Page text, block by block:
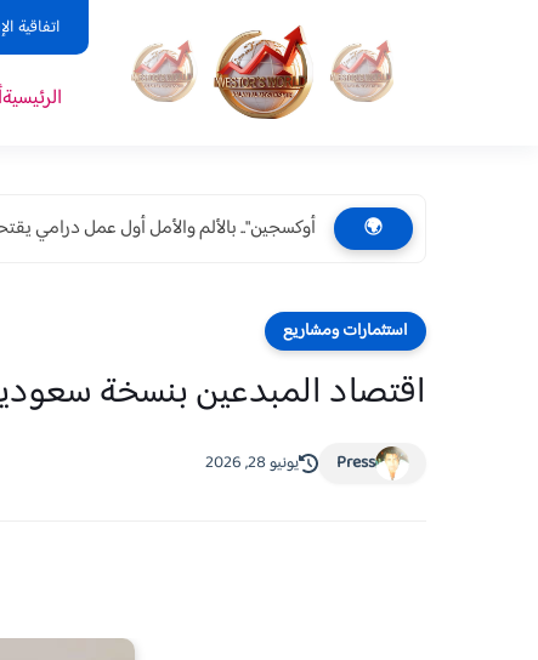
اتفاقية
الرئيسية
🌍 أوكسجين".. بالألم والأمل أول عمل درامي
استثمارات ومشاريع
اقتصاد المبدعين بنسخة
Press يونيو 28, 2026